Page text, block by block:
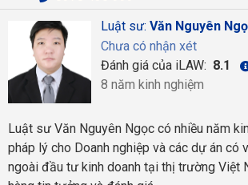
Luật sư: Văn Nguyên
Chưa có nhận xét
Đánh giá của iLAW: 8.1
8 năm kinh nghiệm
Luật sư Văn Nguyên Ngọc có nhiều năm
pháp lý cho Doanh nghiệp và các dự án có
ngoài đầu tư kinh doanh tại thị trường Việt